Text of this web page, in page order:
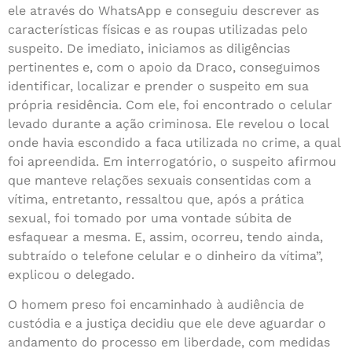
ele através do WhatsApp e conseguiu descrever as
características físicas e as roupas utilizadas pelo
suspeito. De imediato, iniciamos as diligências
pertinentes e, com o apoio da Draco, conseguimos
identificar, localizar e prender o suspeito em sua
própria residência. Com ele, foi encontrado o celular
levado durante a ação criminosa. Ele revelou o local
onde havia escondido a faca utilizada no crime, a qual
foi apreendida. Em interrogatório, o suspeito afirmou
que manteve relações sexuais consentidas com a
vítima, entretanto, ressaltou que, após a prática
sexual, foi tomado por uma vontade súbita de
esfaquear a mesma. E, assim, ocorreu, tendo ainda,
subtraído o telefone celular e o dinheiro da vítima”,
explicou o delegado.
O homem preso foi encaminhado à audiência de
custódia e a justiça decidiu que ele deve aguardar o
andamento do processo em liberdade, com medidas